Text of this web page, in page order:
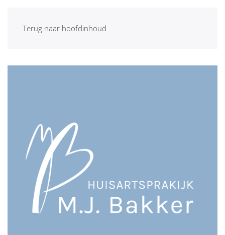
Terug naar hoofdinhoud
Welkom, maak hieronder uw keuze.